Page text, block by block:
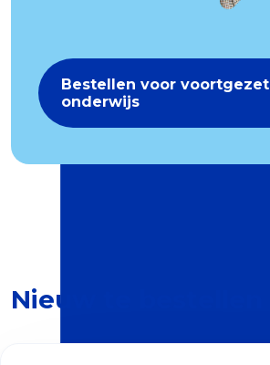
Bestellen voor voortgezet
onderwijs
Nieuw te bestellen